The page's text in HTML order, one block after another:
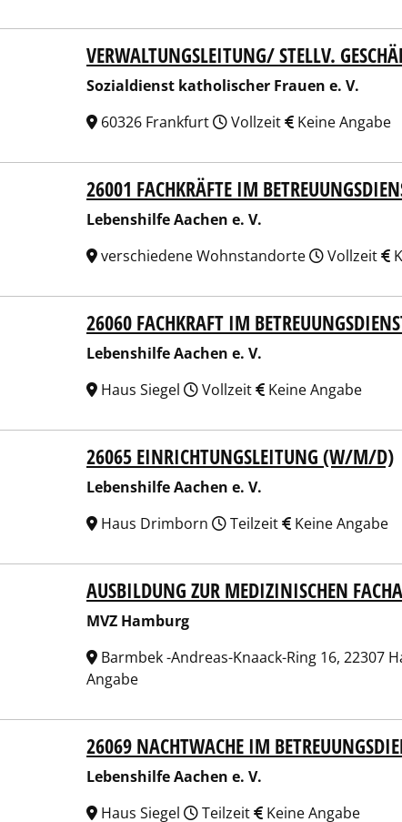
katholischer Frauen e. V.
VERWALTUNGSLEITUNG/ STELLV.
Sozialdienst katholischer Frauen e. V.
60326 Frankfurt
Vollzeit Keine Angabe
Aachen e. V.
26001 FACHKRÄFTE IM
Lebenshilfe Aachen e. V.
verschiedene Wohnstandorte
Vollzeit
Aachen e. V.
26060 FACHKRAFT IM
Lebenshilfe Aachen e. V.
Haus Siegel
Vollzeit Keine Angabe
Aachen e. V.
26065 EINRICHTUNGSLEITUNG (W/M/D)
Lebenshilfe Aachen e. V.
Haus Drimborn
Teilzeit Keine Angabe
AUSBILDUNG ZUR MEDIZINISCHEN
MVZ Hamburg
Barmbek -Andreas-Knaack-Ring 16, 22307
Angabe
Aachen e. V.
26069 NACHTWACHE IM
Lebenshilfe Aachen e. V.
Haus Siegel
Teilzeit Keine Angabe